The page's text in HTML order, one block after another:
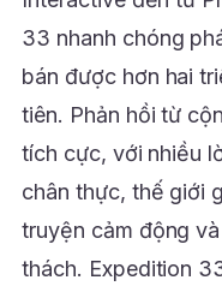
33 nhanh chóng
bán được hơn hai
tiên. Phản hồi từ
tích cực, với nhiều
chân thực, thế giới
truyện cảm động
thách. Expedition